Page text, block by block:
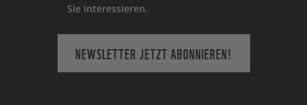
verarbeiten.
Wir wollen Ihnen nur Interessantes und
Spannendes schicken und arbeiten
ständig an der Weiterentwicklung
Sie interessieren.
NEWSLETTER JETZT ABONNIEREN!